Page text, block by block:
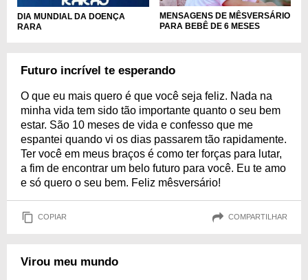
DIA MUNDIAL DA DOENÇA
RARA
MENSAGENS DE MÊSVERSÁRIO
PARA BEBÊ DE 6 MESES
Futuro incrível te esperando
O que eu mais quero é que você seja feliz. Nada na
minha vida tem sido tão importante quanto o seu bem
estar. São 10 meses de vida e confesso que me
espantei quando vi os dias passarem tão rapidamente.
Ter você em meus braços é como ter forças para lutar,
a fim de encontrar um belo futuro para você. Eu te amo
e só quero o seu bem. Feliz mêsversário!
COPIAR COMPARTILHAR
Virou meu mundo